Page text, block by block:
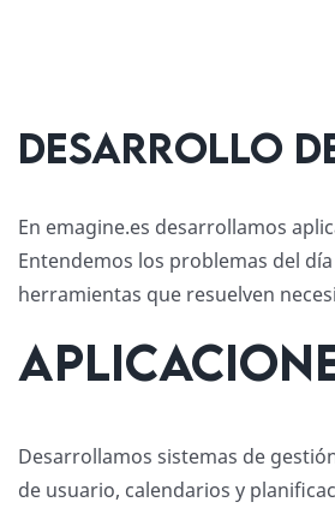
Desarrollo
En emagine.es desarrollamos
Entendemos los problemas del
herramientas que resuelven
Desarrollamos sistemas de
de usuario, calendarios y